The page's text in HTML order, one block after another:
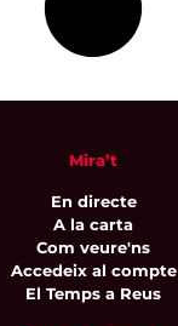
Mira’t
En directe
A la carta
Com veure'ns
Accedeix al compte
El Temps a Reus